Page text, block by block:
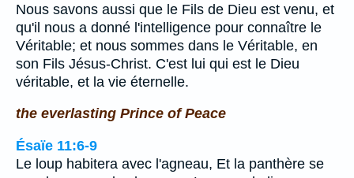
Nous savons aussi que le Fils de Dieu est venu, et
qu'il nous a donné l'intelligence pour connaître le
Véritable; et nous sommes dans le Véritable, en
son Fils Jésus-Christ. C'est lui qui est le Dieu
véritable, et la vie éternelle.
the everlasting Prince of Peace
Ésaïe 11:6-9
Le loup habitera avec l'agneau, Et la panthère se